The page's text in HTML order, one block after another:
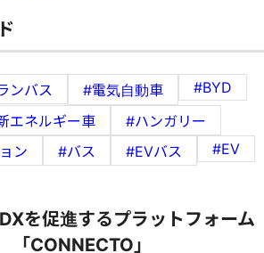
ンバス #電気自動車
#BYD
エネルギー車
#ハンガリー
ン
#バス #EVバス
#EV
を促進するプラットフォーム
「CONNECTO」